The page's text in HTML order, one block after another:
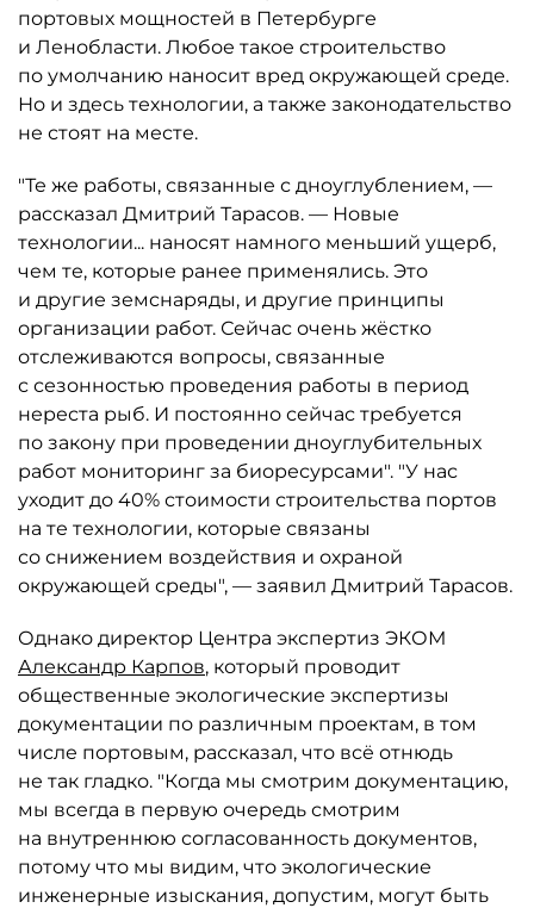
портовых мощностей в Петербурге
и Ленобласти. Любое такое строительство
по умолчанию наносит вред окружающей среде.
Но и здесь технологии, а также законодательство
не стоят на месте.
"Те же работы, связанные с дноуглублением, —
рассказал Дмитрий Тарасов. — Новые
технологии... наносят намного меньший ущерб,
чем те, которые ранее применялись. Это
и другие земснаряды, и другие принципы
организации работ. Сейчас очень жёстко
отслеживаются вопросы, связанные
с сезонностью проведения работы в период
нереста рыб. И постоянно сейчас требуется
по закону при проведении дноуглубительных
работ мониторинг за биоресурсами". "У нас
уходит до 40% стоимости строительства портов
на те технологии, которые связаны
со снижением воздействия и охраной
окружающей среды", — заявил Дмитрий Тарасов.
Однако директор Центра экспертиз ЭКОМ
Александр Карпов, который проводит
общественные экологические экспертизы
документации по различным проектам, в том
числе портовым, рассказал, что всё отнюдь
не так гладко. "Когда мы смотрим документацию,
мы всегда в первую очередь смотрим
на внутреннюю согласованность документов,
потому что мы видим, что экологические
инженерные изыскания, допустим, могут быть